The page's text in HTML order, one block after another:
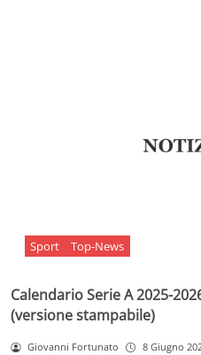
Sport Top-News
Calendario Serie A 2025-
(versione stampabile)
Giovanni Fortunato 8 Giugno